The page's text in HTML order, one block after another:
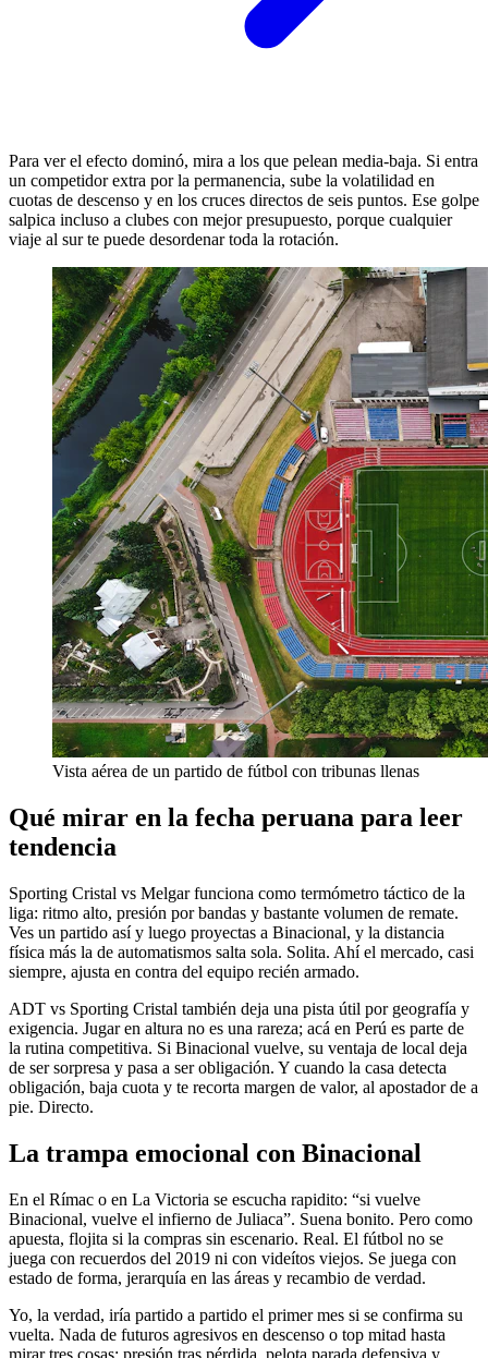
Para ver el efecto dominó, mira a los que pelean media-baja. Si entra
un competidor extra por la permanencia, sube la volatilidad en
cuotas de descenso y en los cruces directos de seis puntos. Ese golpe
salpica incluso a clubes con mejor presupuesto, porque cualquier
viaje al sur te puede desordenar toda la rotación.
Vista aérea de un partido de fútbol con tribunas llenas
Qué mirar en la fecha peruana para leer
tendencia
Sporting Cristal vs Melgar funciona como termómetro táctico de la
liga: ritmo alto, presión por bandas y bastante volumen de remate.
Ves un partido así y luego proyectas a Binacional, y la distancia
física más la de automatismos salta sola. Solita. Ahí el mercado, casi
siempre, ajusta en contra del equipo recién armado.
ADT vs Sporting Cristal también deja una pista útil por geografía y
exigencia. Jugar en altura no es una rareza; acá en Perú es parte de
la rutina competitiva. Si Binacional vuelve, su ventaja de local deja
de ser sorpresa y pasa a ser obligación. Y cuando la casa detecta
obligación, baja cuota y te recorta margen de valor, al apostador de a
pie. Directo.
La trampa emocional con Binacional
En el Rímac o en La Victoria se escucha rapidito: “si vuelve
Binacional, vuelve el infierno de Juliaca”. Suena bonito. Pero como
apuesta, flojita si la compras sin escenario. Real. El fútbol no se
juega con recuerdos del 2019 ni con videítos viejos. Se juega con
estado de forma, jerarquía en las áreas y recambio de verdad.
Yo, la verdad, iría partido a partido el primer mes si se confirma su
vuelta. Nada de futuros agresivos en descenso o top mitad hasta
mirar tres cosas: presión tras pérdida, pelota parada defensiva y